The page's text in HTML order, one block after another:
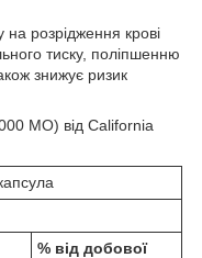
на розрідження крові
тиску, поліпшенню
знижує ризик
МО) від California
% від добової